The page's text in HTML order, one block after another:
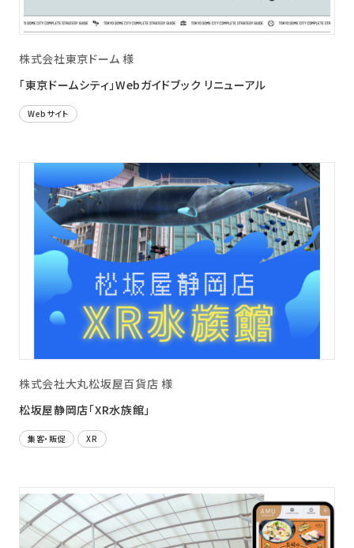
株式会社東京ドーム 様
「東京ドームシティ」Webガイドブック リニューアル
Webサイト
株式会社大丸松坂屋百貨店 様
松坂屋静岡店「XR水族館」
集客・販促 XR